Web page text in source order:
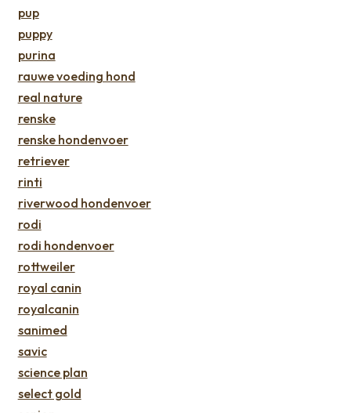
pup
puppy
purina
rauwe voeding hond
real nature
renske
renske hondenvoer
retriever
rinti
riverwood hondenvoer
rodi
rodi hondenvoer
rottweiler
royal canin
royalcanin
sanimed
savic
science plan
select gold